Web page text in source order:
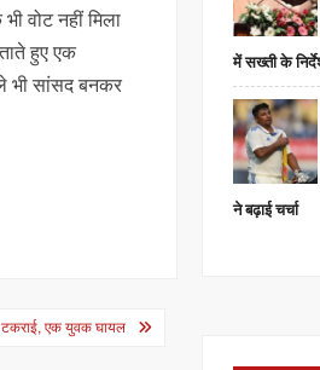
वोट नहीं मिला
हुए एक
भी सांसद बनकर
टकराई, एक युवक घायल
में सख्ती के
ने बढ़ाई चर्चा